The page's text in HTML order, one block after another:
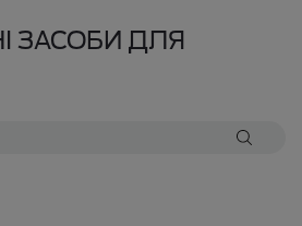
ЗАСОБИ ДЛЯ